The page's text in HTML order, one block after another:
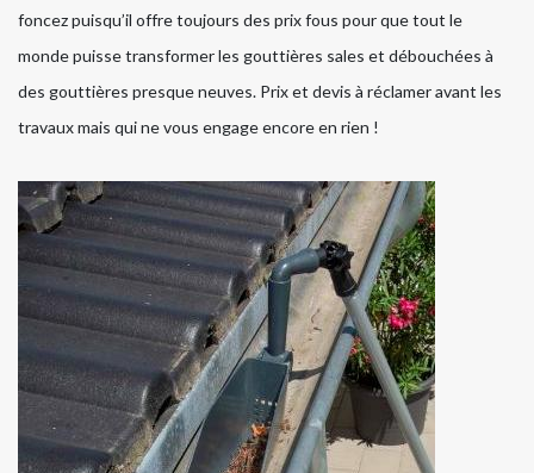
foncez puisqu’il offre toujours des prix fous pour que tout le
monde puisse transformer les gouttières sales et débouchées à
des gouttières presque neuves. Prix et devis à réclamer avant les
travaux mais qui ne vous engage encore en rien !